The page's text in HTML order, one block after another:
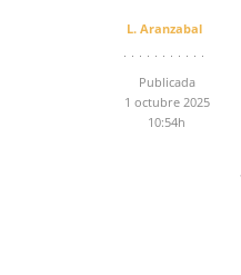
L. Aranzabal
Publicada
1 octubre 2025
10:54h